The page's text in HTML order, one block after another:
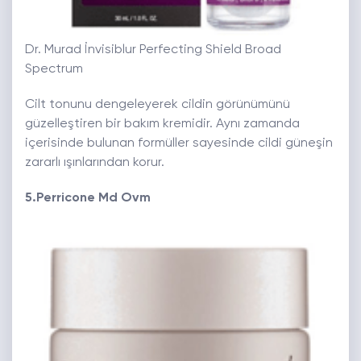
Dr. Murad İnvisiblur Perfecting Shield Broad
Spectrum
Cilt tonunu dengeleyerek cildin görünümünü
güzelleştiren bir bakım kremidir. Aynı zamanda
içerisinde bulunan formüller sayesinde cildi güneşin
zararlı ışınlarından korur.
5.Perricone Md Ovm